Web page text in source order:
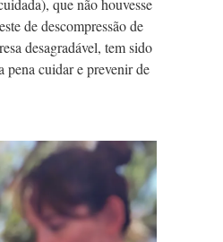
que não houvesse
de descompressão de
desagradável, tem sido
pena cuidar e prevenir de